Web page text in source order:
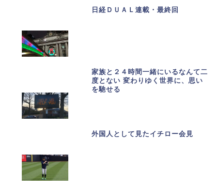
日経ＤＵＡＬ連載・最終回
家族と２４時間一緒にいるなんて二
度とない 変わりゆく世界に、思い
を馳せる
外国人として見たイチロー会見